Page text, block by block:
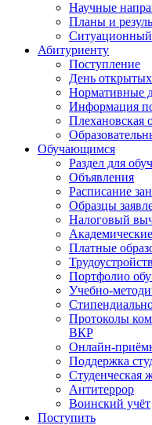
Научные
Планы и
Ситуационный
Абитуриенту
Поступление
День
Нормативные
Информация
Плехановская
Обучающимся
Раздел для
Объявления
Расписание
Образцы
Налоговый
Платные
Портфолио
Учебно-
Протоколы
ВКР
Онлайн-
Поддержка
Студенческая
Антитеррор
Воинский учёт
Поступить